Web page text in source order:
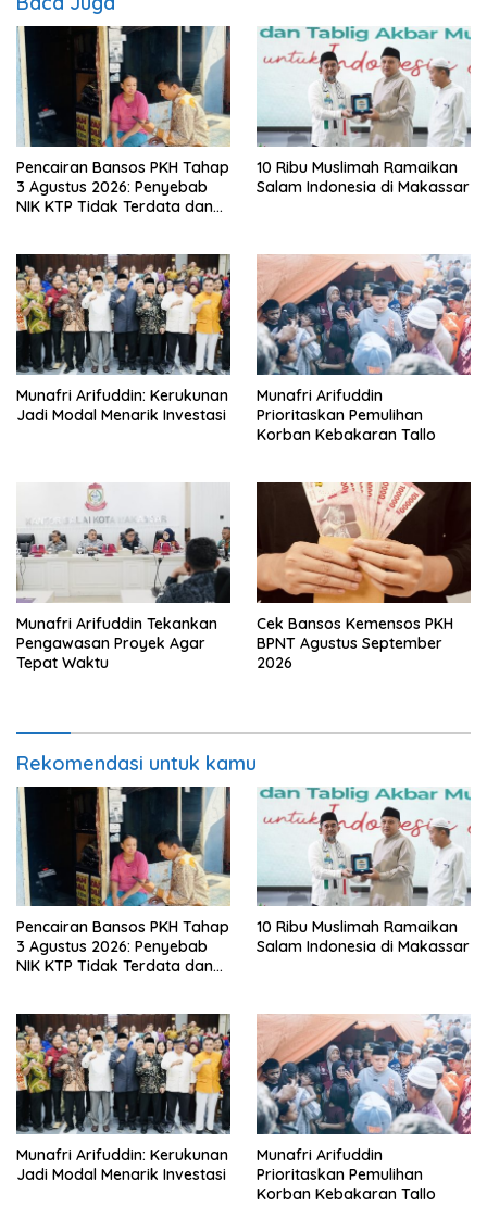
Pencairan Bansos PKH Tahap
3 Agustus 2026: Penyebab
NIK KTP Tidak Terdata dan
10 Ribu Muslimah Ramaikan
Salam Indonesia di Makassar
Munafri Arifuddin: Kerukunan
Jadi Modal Menarik Investasi
Munafri Arifuddin
Prioritaskan Pemulihan
Korban Kebakaran Tallo
Munafri Arifuddin Tekankan
Pengawasan Proyek Agar
Tepat Waktu
Cek Bansos Kemensos PKH
BPNT Agustus September
2026
Rekomendasi untuk kamu
Pencairan Bansos PKH Tahap
3 Agustus 2026: Penyebab
NIK KTP Tidak Terdata dan
10 Ribu Muslimah Ramaikan
Salam Indonesia di Makassar
Munafri Arifuddin: Kerukunan
Jadi Modal Menarik Investasi
Munafri Arifuddin
Prioritaskan Pemulihan
Korban Kebakaran Tallo